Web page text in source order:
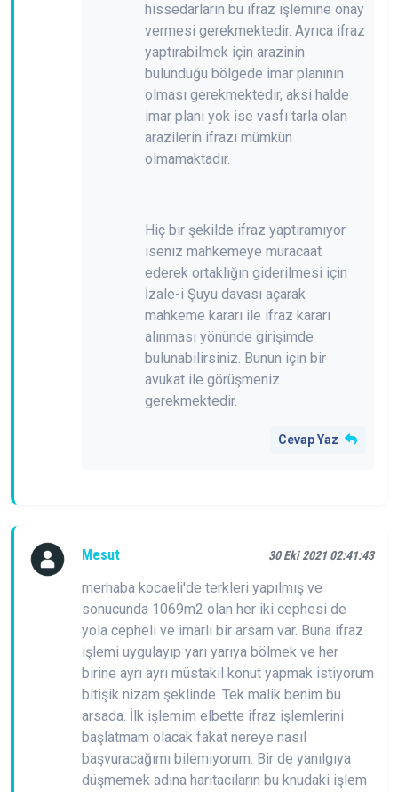
hissedarların bu ifraz işlemine onay
vermesi gerekmektedir. Ayrıca ifraz
yaptırabilmek için arazinin
bulunduğu bölgede imar planının
olması gerekmektedir, aksi halde
imar planı yok ise vasfı tarla olan
arazilerin ifrazı mümkün
olmamaktadır.
Hiç bir şekilde ifraz yaptıramıyor
iseniz mahkemeye müracaat
ederek ortaklığın giderilmesi için
İzale-i Şuyu davası açarak
mahkeme kararı ile ifraz kararı
alınması yönünde girişimde
bulunabilirsiniz. Bunun için bir
avukat ile görüşmeniz
gerekmektedir.
Cevap Yaz
Mesut 30 Eki 2021 02:41:43
merhaba kocaeli'de terkleri yapılmış ve
sonucunda 1069m2 olan her iki cephesi de
yola cepheli ve imarlı bir arsam var. Buna ifraz
işlemi uygulayıp yarı yarıya bölmek ve her
birine ayrı ayrı müstakil konut yapmak istiyorum
bitişik nizam şeklinde. Tek malik benim bu
arsada. İlk işlemim elbette ifraz işlemlerini
başlatmam olacak fakat nereye nasıl
başvuracağımı bilemiyorum. Bir de yanılgıya
düşmemek adına haritacıların bu knudaki işlem